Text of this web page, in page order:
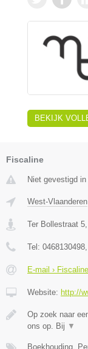
BEKIJK
Fiscaline
Niet gevestigd
West-Vlaanderen
Ter Bollestraat 5,
Tel: 0468130498
E-mail › Fiscaline
Website: http://
Op zoek naar
ons op. Bij ▼
Boekhouding,